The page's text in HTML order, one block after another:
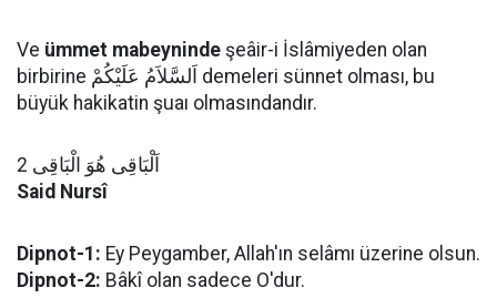
Ve ümmet mabeyninde şeâir-i İslâmiyeden olan
birbirine اَلسَّلاَمُ عَلَيْكُمْ demeleri sünnet olması, bu
büyük hakikatin şuaı olmasındandır.
اَلْبَاقِى هُوَ الْبَاقِى 2
Said Nursî
Dipnot-1: Ey Peygamber, Allah'ın selâmı üzerine olsun.
Dipnot-2: Bâkî olan sadece O'dur.